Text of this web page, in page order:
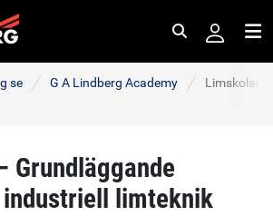
se G A Lindberg Academy Limskolan
Grundläggande
limteknik